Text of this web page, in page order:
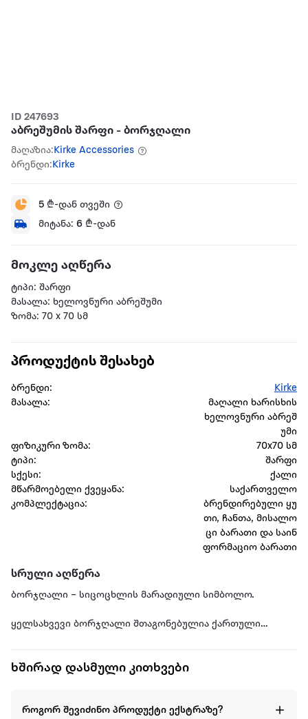
ID 247693
აბრეშუმის შარფი - ბორჯღალი
მაღაზია:Kirke Accessories
ბრენდი:Kirke
5 ₾-დან თვეში
მიტანა: 6 ₾-დან
მოკლე აღწერა
ტიპი: შარფი
მასალა: ხელოვნური აბრეშუმი
ზომა: 70 x 70 სმ
პროდუქტის შესახებ
ბრენდი:
Kirke
მასალა:
მაღალი ხარისხის
ხელოვნური აბრეშ
უმი
ფიზიკური ზომა:
70x70 სმ
ტიპი:
შარფი
სქესი:
ქალი
მწარმოებელი ქვეყანა:
საქართველო
კომპლექტაცია:
ბრენდირებული ყუ
თი, ჩანთა, მისალო
ცი ბარათი და საინ
ფორმაციო ბარათი
სრული აღწერა
ბორჯღალი – სიცოცხლის მარადიული სიმბოლო.
ყელსახვევი ბორჯღალი შთაგონებულია ქართული
მზის მუდმივი მოძრაობის ნიშნით.
თითოეული ქიმი ასახავს კოსმოსის 7 მთავარ მნათობს:
ხშირად დასმული კითხვები
როგორ შევიძინო პროდუქტი ექსტრაზე?